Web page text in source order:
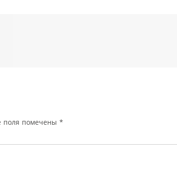
поля помечены *